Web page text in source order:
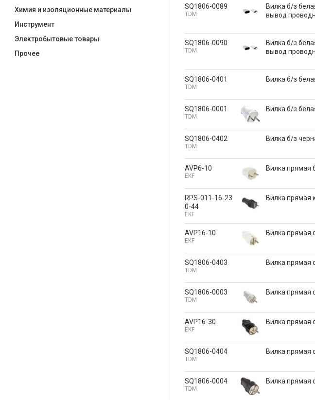
SQ1806-0089
TDM
Вилка б/з
вывод
SQ1806-0090
TDM
Вилка б/з
вывод
SQ1806-0401
TDM
Вилка б/з
SQ1806-0001
TDM
Вилка б/з
SQ1806-0402
TDM
Вилка б/з
AVP6-10
EKF
Вилка прямая
RPS-011-16-23
0-44
EKF
Вилка прямая
AVP16-10
EKF
Вилка прямая
SQ1806-0403
TDM
Вилка прямая
SQ1806-0003
TDM
Вилка прямая
AVP16-30
EKF
Вилка прямая
SQ1806-0404
TDM
Вилка прямая
SQ1806-0004
TDM
Вилка прямая
Химия и изоляционные материалы
Инструмент
Электробытовые товары
Прочее